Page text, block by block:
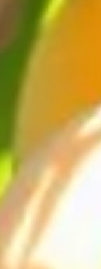
chaque
protéger leurs
autant qu'elle
contre ce
de
jardins sur la base
certains
pratique. C'est
données
d’œufs
les coquilles
cela repose
de l'environnement.
d’œufs
conditions